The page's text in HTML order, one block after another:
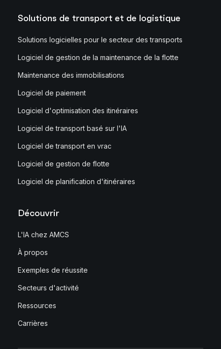
Solutions de transport et de logistique
Solutions logicielles pour le secteur des transports
Logiciel de gestion de la maintenance de la flotte
Maintenance des immobilisations
Logiciel de paiement
Logiciel d'optimisation des itinéraires
Logiciel de transport basé sur l'IA
Logiciel de transport en vrac
Logiciel de gestion de flotte
Logiciel de planification d'itinéraires
Découvrir
L'IA chez AMCS
À propos
Exemples de réussite
Secteurs d'activité
Ressources
Carrières